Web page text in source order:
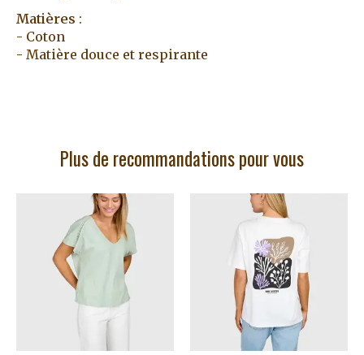
Matières :
- Coton
- Matière douce et respirante
Plus de recommandations pour vous
Articles du carrousel de produits